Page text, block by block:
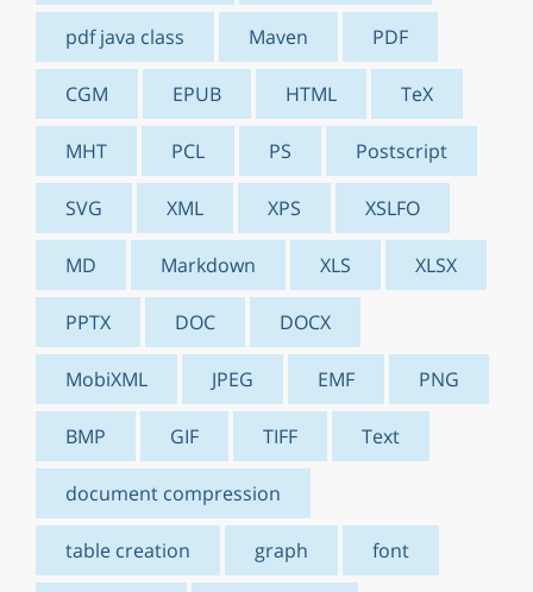
pdf java class Maven PDF
CGM EPUB HTML TeX
MHT PCL PS Postscript
SVG XML XPS XSLFO
MD Markdown XLS XLSX
PPTX DOC DOCX
MobiXML JPEG EMF PNG
BMP GIF TIFF Text
document compression
table creation graph font